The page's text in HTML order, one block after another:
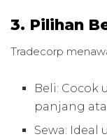
3. Pilihan
Tradecorp
Beli:
panjang
Sewa: Ideal